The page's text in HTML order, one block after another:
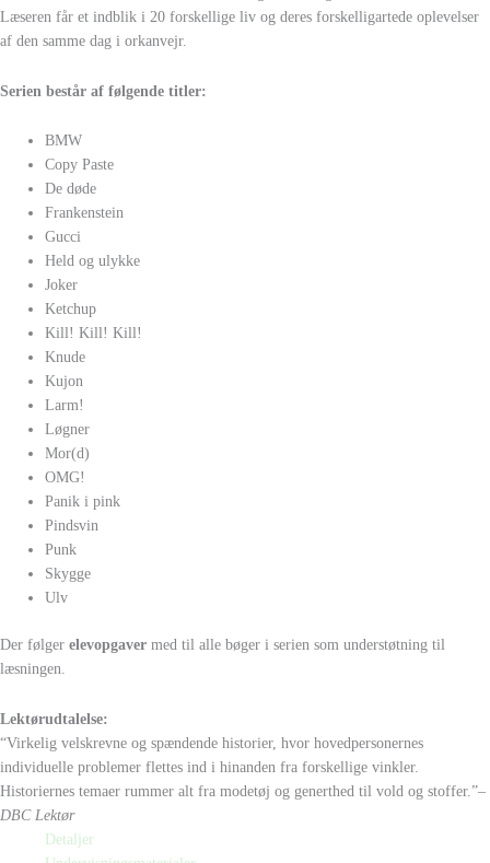
Læseren får et indblik i 20 forskellige liv og deres forskelligartede oplevelser
af den samme dag i orkanvejr.
Serien består af følgende titler:
BMW
Copy Paste
De døde
Frankenstein
Gucci
Held og ulykke
Joker
Ketchup
Kill! Kill! Kill!
Knude
Kujon
Larm!
Løgner
Mor(d)
OMG!
Panik i pink
Pindsvin
Punk
Skygge
Ulv
Der følger elevopgaver med til alle bøger i serien som understøtning til
læsningen.
Lektørudtalelse:
“Virkelig velskrevne og spændende historier, hvor hovedpersonernes
individuelle problemer flettes ind i hinanden fra forskellige vinkler.
Historiernes temaer rummer alt fra modetøj og generthed til vold og stoffer.”–
DBC Lektør
Detaljer